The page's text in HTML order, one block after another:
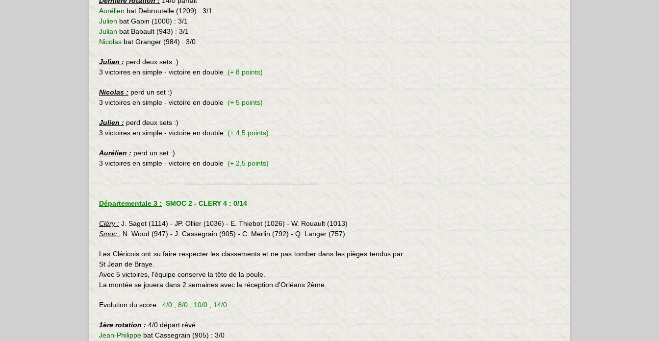
Aurélien bat Debroutelle (1209) : 3/1
Julien bat Gabin (1000) : 3/1
Julian bat Babault (943) : 3/1
Nicolas bat Granger (984) : 3/0
Julian : perd deux sets :)
3 victoires en simple - victoire en double (+ 8 points)
Nicolas : perd un set :)
3 victoires en simple - victoire en double (+ 5 points)
Julien : perd deux sets :)
3 victoires en simple - victoire en double (+ 4,5 points)
Aurélien : perd un set :)
3 victoires en simple - victoire en double (+ 2,5 points)
------------------------------------------------------
Départementale 3 : SMOC 2 - CLERY 4 : 0/14
Cléry : J. Sagot (1114) - JP. Ollier (1036) - E. Thiebot (1026) - W. Rouault (1013)
Smoc : N. Wood (947) - J. Cassegrain (905) - C. Merlin (792) - Q. Langer (757)
Les Cléricois ont su faire respecter les classements et ne pas tomber dans les pièges tendus par
St Jean de Braye.
Avec 5 victoires, l'équipe conserve la tête de la poule.
La montée se jouera dans 2 semaines avec la réception d'Orléans 2ème.
Evolution du score : 4/0 ; 8/0 ; 10/0 ; 14/0
1ère rotation : 4/0 départ rêvé
Jean-Philippe bat Cassegrain (905) : 3/0